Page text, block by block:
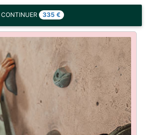
CONTINUER 335 €